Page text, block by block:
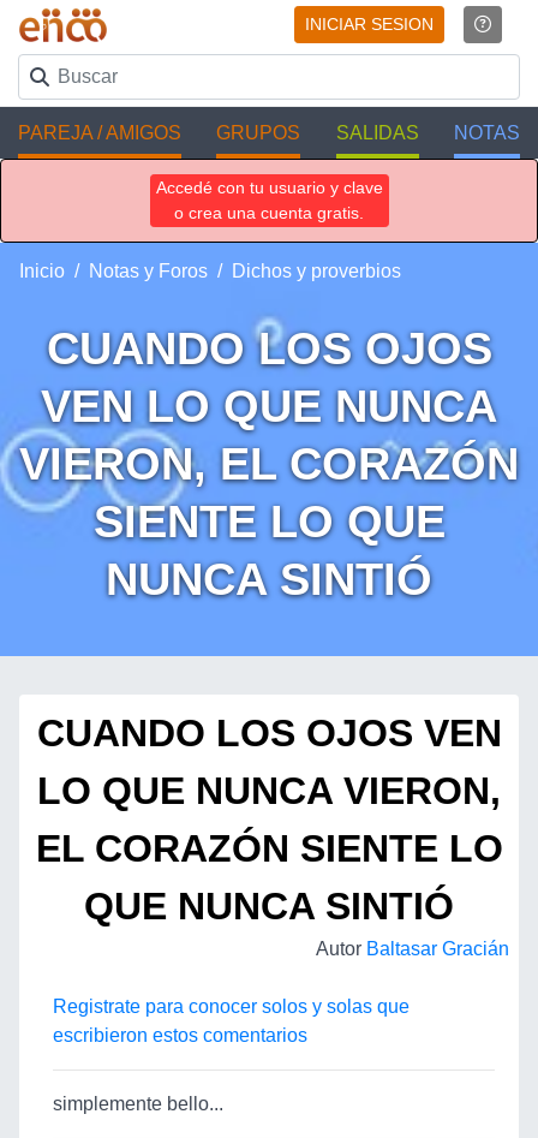
INICIAR SESION
PAREJA / AMIGOS GRUPOS SALIDAS NOTAS
Accedé con tu usuario y clave
o crea una cuenta gratis.
Inicio Notas y Foros Dichos y proverbios
CUANDO LOS OJOS
VEN LO QUE NUNCA
VIERON, EL CORAZÓN
SIENTE LO QUE
NUNCA SINTIÓ
CUANDO LOS OJOS VEN
LO QUE NUNCA VIERON,
EL CORAZÓN SIENTE LO
QUE NUNCA SINTIÓ
Autor Baltasar Gracián
Registrate para conocer solos y solas que
escribieron estos comentarios
simplemente bello...